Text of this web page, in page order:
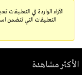
الآراء الواردة في
التعليقات التي تتضمن
الأكثر مشاهدة